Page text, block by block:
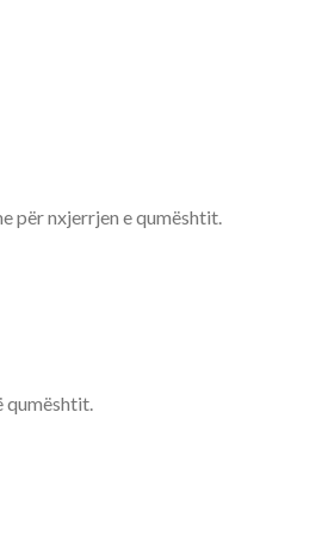
për nxjerrjen e qumështit.
qumështit.